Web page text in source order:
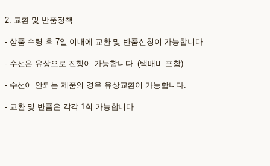
2. 교환 및 반품정책
- 상품 수령 후 7일 이내에 교환 및 반품신청이 가능합니다
- 수선은 유상으로 진행이 가능합니다. (택배비 포함)
- 수선이 안되는 제품의 경우 유상교환이 가능합니다.
- 교환 및 반품은 각각 1회 가능합니다